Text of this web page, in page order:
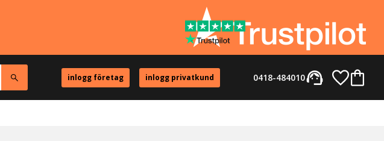
inlogg företag inlogg privatkund support_agent
0418-484010